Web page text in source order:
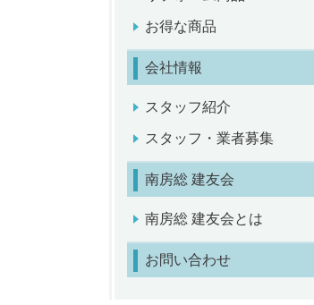
お得な商品
会社情報
スタッフ紹介
スタッフ・業者募集
南房総 建友会
南房総 建友会とは
お問い合わせ